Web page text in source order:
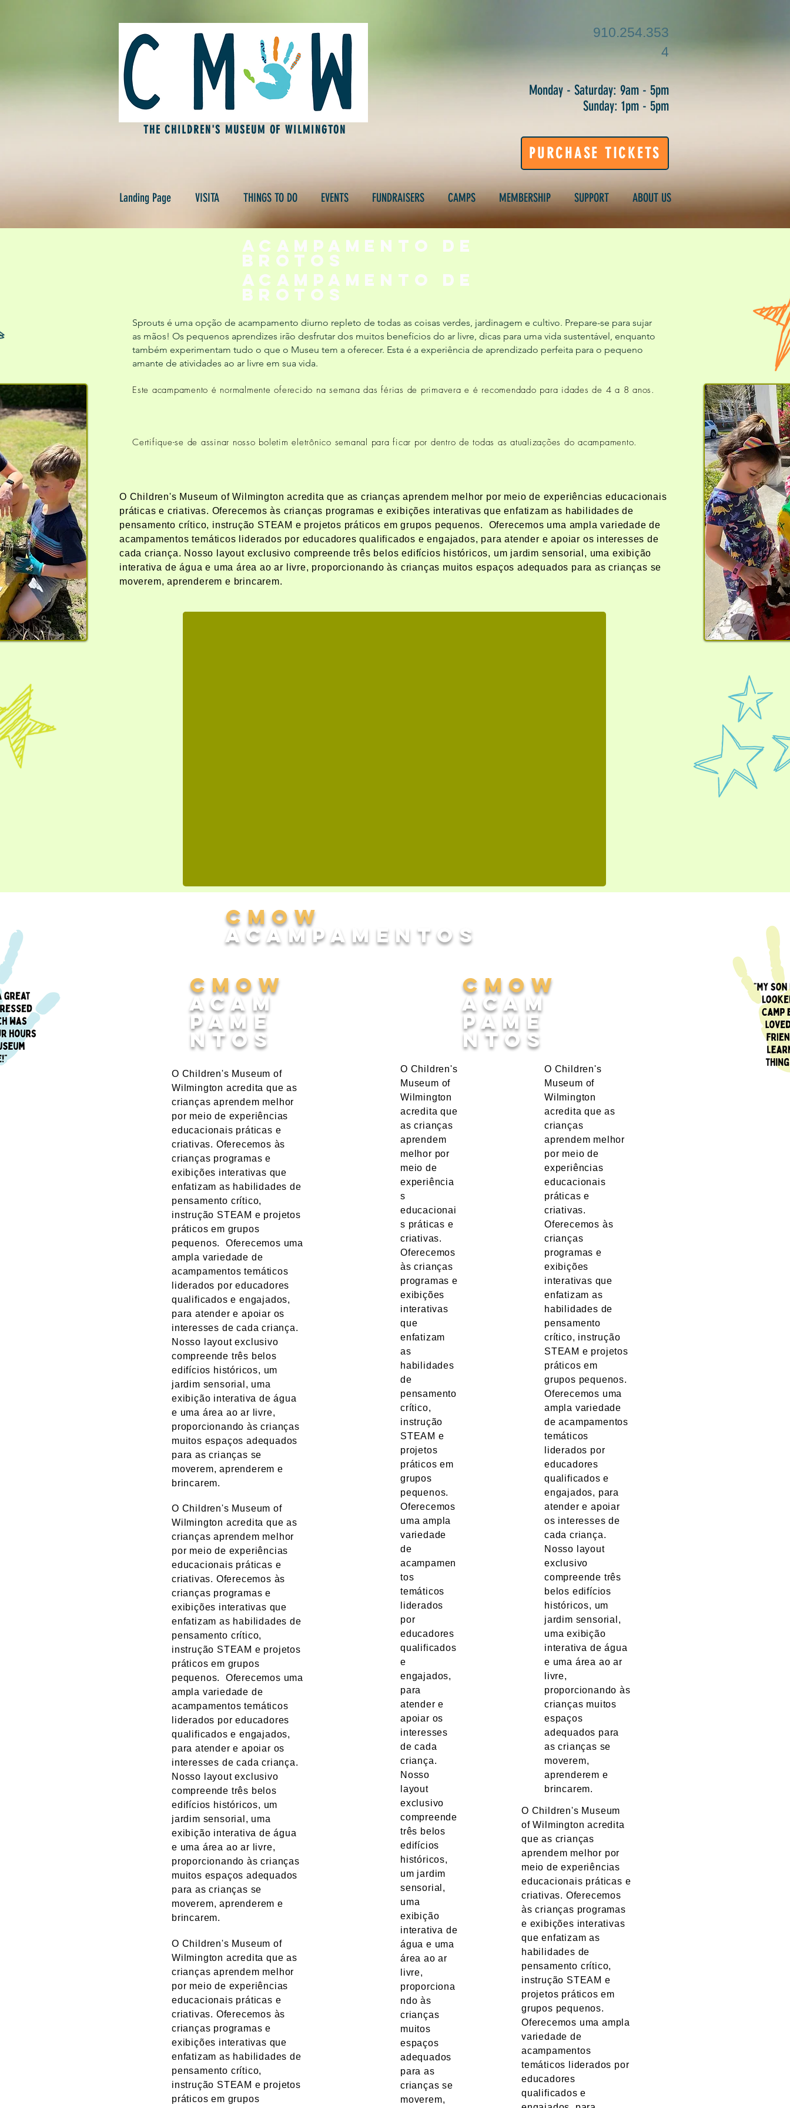
THE CHILDREN'S MUSEUM OF WILMINGTON
910.254.353
4
Monday - Saturday: 9am - 5pm
Sunday: 1pm - 5pm
PURCHASE TICKETS
Landing Page VISITA THINGS TO DO EVENTS FUNDRAISERS CAMPS MEMBERSHIP SUPPORT ABOUT US
Acampamento de
brotos
Acampamento de
brotos
Sprouts é uma opção de acampamento diurno repleto de todas as coisas verdes, jardinagem e cultivo. Prepare-se para sujar
as mãos! Os pequenos aprendizes irão desfrutar dos muitos benefícios do ar livre, dicas para uma vida sustentável, enquanto
também experimentam tudo o que o Museu tem a oferecer. Esta é a experiência de aprendizado perfeita para o pequeno
amante de atividades ao ar livre em sua vida.
Este acampamento é normalmente oferecido na semana das férias de primavera e é recomendado para idades de 4 a 8 anos.
Certifique-se de assinar nosso boletim eletrônico semanal para ficar por dentro de todas as atualizações do acampamento.
O Children's Museum of Wilmington acredita que as crianças aprendem melhor por meio de experiências educacionais
práticas e criativas. Oferecemos às crianças programas e exibições interativas que enfatizam as habilidades de
pensamento crítico, instrução STEAM e projetos práticos em grupos pequenos. Oferecemos uma ampla variedade de
acampamentos temáticos liderados por educadores qualificados e engajados, para atender e apoiar os interesses de
cada criança. Nosso layout exclusivo compreende três belos edifícios históricos, um jardim sensorial, uma exibição
interativa de água e uma área ao ar livre, proporcionando às crianças muitos espaços adequados para as crianças se
moverem, aprenderem e brincarem.
CMoW
Acampamentos
CMoW
Acam
pame
ntos
O Children's Museum of
Wilmington acredita que as
crianças aprendem melhor
por meio de experiências
educacionais práticas e
criativas. Oferecemos às
crianças programas e
exibições interativas que
enfatizam as habilidades de
pensamento crítico,
instrução STEAM e projetos
práticos em grupos
pequenos. Oferecemos uma
ampla variedade de
acampamentos temáticos
liderados por educadores
qualificados e engajados,
para atender e apoiar os
interesses de cada criança.
Nosso layout exclusivo
compreende três belos
edifícios históricos, um
jardim sensorial, uma
exibição interativa de água
e uma área ao ar livre,
proporcionando às crianças
muitos espaços adequados
para as crianças se
moverem, aprenderem e
brincarem.
O Children's Museum of
Wilmington acredita que as
crianças aprendem melhor
por meio de experiências
educacionais práticas e
criativas. Oferecemos às
crianças programas e
exibições interativas que
enfatizam as habilidades de
pensamento crítico,
instrução STEAM e projetos
práticos em grupos
pequenos. Oferecemos uma
ampla variedade de
acampamentos temáticos
liderados por educadores
qualificados e engajados,
para atender e apoiar os
interesses de cada criança.
Nosso layout exclusivo
compreende três belos
edifícios históricos, um
jardim sensorial, uma
exibição interativa de água
e uma área ao ar livre,
proporcionando às crianças
muitos espaços adequados
para as crianças se
moverem, aprenderem e
brincarem.
O Children's Museum of
Wilmington acredita que as
crianças aprendem melhor
por meio de experiências
educacionais práticas e
criativas. Oferecemos às
crianças programas e
exibições interativas que
enfatizam as habilidades de
pensamento crítico,
instrução STEAM e projetos
práticos em grupos
CMoW
Acam
pame
ntos
O Children's
Museum of
Wilmington
acredita que
as crianças
aprendem
melhor por
meio de
experiência
s
educacionai
s práticas e
criativas.
Oferecemos
às crianças
programas e
exibições
interativas
que
enfatizam
as
habilidades
de
pensamento
crítico,
instrução
STEAM e
projetos
práticos em
grupos
pequenos.
Oferecemos
uma ampla
variedade
de
acampamen
tos
temáticos
liderados
por
educadores
qualificados
e
engajados,
para
atender e
apoiar os
interesses
de cada
criança.
Nosso
layout
exclusivo
compreende
três belos
edifícios
históricos,
um jardim
sensorial,
uma
exibição
interativa de
água e uma
área ao ar
livre,
proporciona
ndo às
crianças
muitos
espaços
adequados
para as
crianças se
moverem,
O Children's
Museum of
Wilmington
acredita que as
crianças
aprendem melhor
por meio de
experiências
educacionais
práticas e
criativas.
Oferecemos às
crianças
programas e
exibições
interativas que
enfatizam as
habilidades de
pensamento
crítico, instrução
STEAM e projetos
práticos em
grupos pequenos.
Oferecemos uma
ampla variedade
de acampamentos
temáticos
liderados por
educadores
qualificados e
engajados, para
atender e apoiar
os interesses de
cada criança.
Nosso layout
exclusivo
compreende três
belos edifícios
históricos, um
jardim sensorial,
uma exibição
interativa de água
e uma área ao ar
livre,
proporcionando às
crianças muitos
espaços
adequados para
as crianças se
moverem,
aprenderem e
brincarem.
O Children's Museum
of Wilmington acredita
que as crianças
aprendem melhor por
meio de experiências
educacionais práticas e
criativas. Oferecemos
às crianças programas
e exibições interativas
que enfatizam as
habilidades de
pensamento crítico,
instrução STEAM e
projetos práticos em
grupos pequenos.
Oferecemos uma ampla
variedade de
acampamentos
temáticos liderados por
educadores
qualificados e